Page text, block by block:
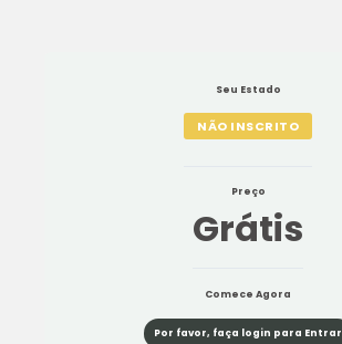
Seu Estado
NÃO INSCRITO
Preço
Grátis
Comece Agora
Por favor, faça login para Entrar